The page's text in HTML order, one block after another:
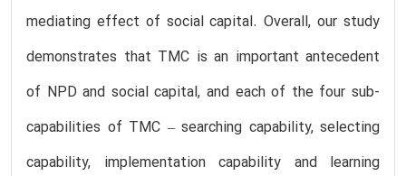
mediating effect of social capital. Overall, our study
demonstrates that TMC is an important antecedent
of NPD and social capital, and each of the four sub-
capabilities of TMC – searching capability, selecting
capability, implementation capability and learning